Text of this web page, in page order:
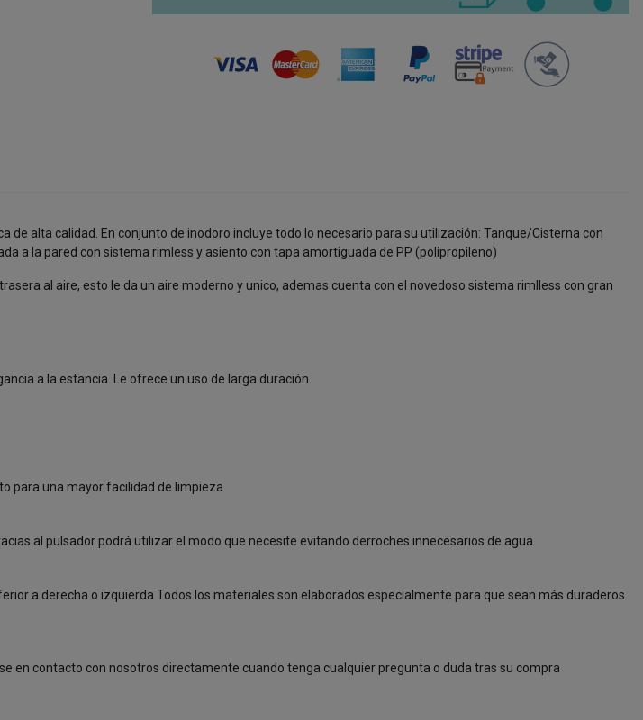
de alta calidad. En conjunto de inodoro incluye todo lo necesario para su utilización: Tanque/Cisterna con
a la pared con sistema rimless y asiento con tapa amortiguada de PP (polipropileno)
al aire, esto le da un aire moderno y unico, ademas cuenta con el novedoso sistema rimlless con gran
a la estancia. Le ofrece un uso de larga duración.
para una mayor facilidad de limpieza
al pulsador podrá utilizar el modo que necesite evitando derroches innecesarios de agua
a derecha o izquierda Todos los materiales son elaborados especialmente para que sean más duraderos
en contacto con nosotros directamente cuando tenga cualquier pregunta o duda tras su compra